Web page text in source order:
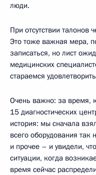
люди.
При отсутствии талонов
Это тоже важная мера,
записаться, но лист
медицинских
стараемся
Очень важно: за время,
15 диагностических
история: мы сначала
всего оборудования
и прочее – и увидели,
ситуации, когда
время сейчас